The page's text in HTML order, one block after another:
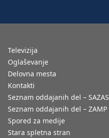
Televizija
Oglaševanje
Delovna mesta
Kontakti
Seznam oddajanih del – SAZAS
Seznam oddajanih del – ZAMP
Spored za medije
Stara spletna stran